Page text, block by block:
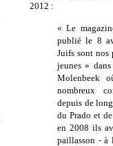
2012 :
« Le
publié le 8
Juifs sont nos
jeunes »
Molenbeek
nombreux
depuis de
du Prado et
en 2008 ils
paillasson - à